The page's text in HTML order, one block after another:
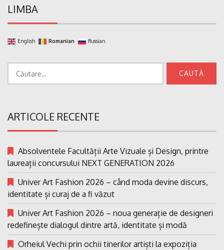
LIMBA
English Romanian Russian
ARTICOLE RECENTE
Absolventele Facultății Arte Vizuale și Design, printre
laureații concursului NEXT GENERATION 2026
Univer Art Fashion 2026 – când moda devine discurs,
identitate și curaj de a fi văzut
Univer Art Fashion 2026 – noua generație de designeri
redefinește dialogul dintre artă, identitate și modă
Orheiul Vechi prin ochii tinerilor artiști la expoziția